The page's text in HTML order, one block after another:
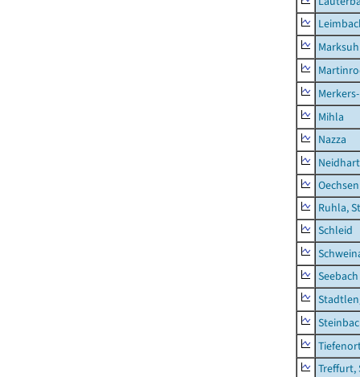
Mihla
Nazza
Oechsen
Ruhla,
Schleid
Seebach
Treffurt,